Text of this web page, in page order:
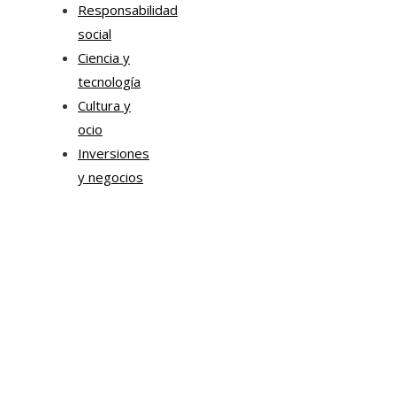
Responsabilidad
social
Ciencia y
tecnología
Cultura y
ocio
Inversiones
y negocios